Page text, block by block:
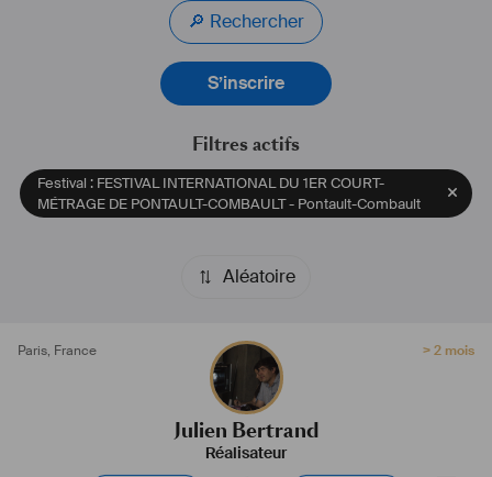
🔎 Rechercher
S’inscrire
Filtres actifs
Festival : FESTIVAL INTERNATIONAL DU 1ER COURT-
MÉTRAGE DE PONTAULT-COMBAULT - Pontault-Combault
Aléatoire
Paris, France > 2 mois
Julien Bertrand
Réalisateur